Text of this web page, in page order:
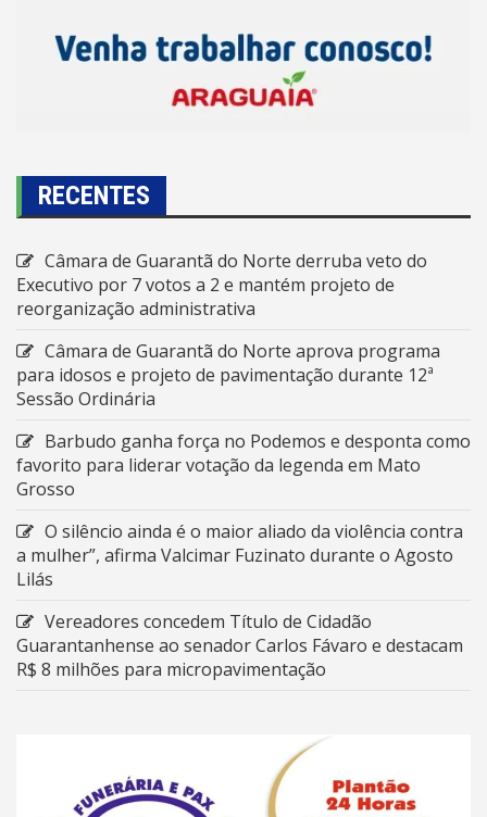
RECENTES
Câmara de Guarantã do Norte derruba veto do
Executivo por 7 votos a 2 e mantém projeto de
reorganização administrativa
Câmara de Guarantã do Norte aprova programa
para idosos e projeto de pavimentação durante 12ª
Sessão Ordinária
Barbudo ganha força no Podemos e desponta como
favorito para liderar votação da legenda em Mato
Grosso
O silêncio ainda é o maior aliado da violência contra
a mulher”, afirma Valcimar Fuzinato durante o Agosto
Lilás
Vereadores concedem Título de Cidadão
Guarantanhense ao senador Carlos Fávaro e destacam
R$ 8 milhões para micropavimentação